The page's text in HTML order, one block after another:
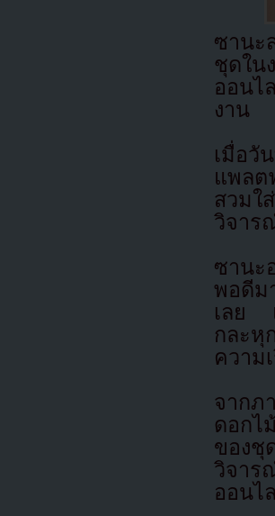
ซานะ
ชุดใน
ออนไ
งาน
เมื่อ
แพลต
สวมใ
วิจาร
ซานะ
พอดีม
เลย
กละหุ
ความ
จากภ
ดอกไ
ของชุ
วิจาร
ออนไ